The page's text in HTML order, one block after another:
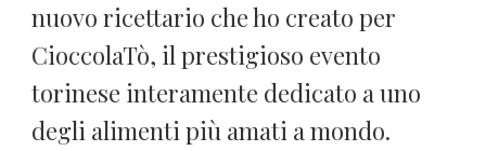
nuovo ricettario che ho creato per
CioccolaTò, il prestigioso evento
torinese interamente dedicato a uno
degli alimenti più amati a mondo.